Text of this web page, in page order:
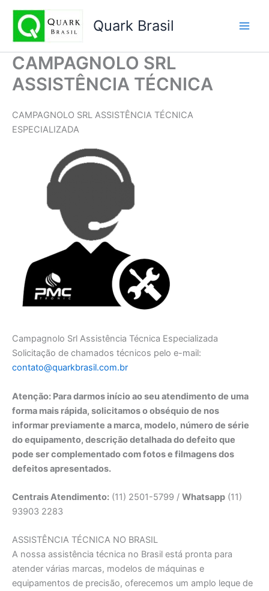
conteúdo
Quark Brasil
CAMPAGNOLO SRL
ASSISTÊNCIA TÉCNICA
CAMPAGNOLO SRL ASSISTÊNCIA TÉCNICA
ESPECIALIZADA
Campagnolo Srl Assistência Técnica Especializada
Solicitação de chamados técnicos pelo e-mail:
contato@quarkbrasil.com.br
Atenção: Para darmos início ao seu atendimento de uma
forma mais rápida, solicitamos o obséquio de nos
informar previamente a marca, modelo, número de série
do equipamento, descrição detalhada do defeito que
pode ser complementado com fotos e filmagens dos
defeitos apresentados.
Centrais Atendimento: (11) 2501-5799 / Whatsapp (11)
93903 2283
ASSISTÊNCIA TÉCNICA NO BRASIL
A nossa assistência técnica no Brasil está pronta para
atender várias marcas, modelos de máquinas e
equipamentos de precisão, oferecemos um amplo leque de